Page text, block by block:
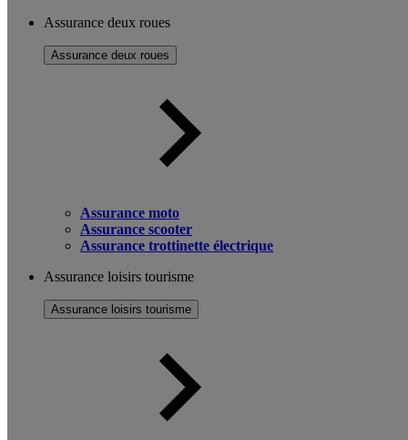
Assurance deux roues
Assurance deux roues
Assurance moto
Assurance scooter
Assurance trottinette électrique
Assurance loisirs tourisme
Assurance loisirs tourisme